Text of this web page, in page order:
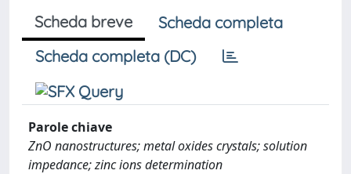
Scheda breve
Scheda completa
Scheda completa (DC)
Parole chiave
ZnO nanostructures; metal oxides crystals; solution
impedance; zinc ions determination